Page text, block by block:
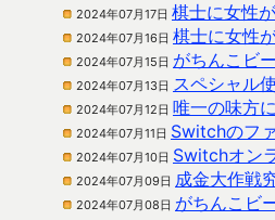
2024年07月17日 棋士に女性
2024年07月16日 棋士に女性
2024年07月15日 がちんこビ
2024年07月13日 スペシャル
2024年07月12日 唯一の味方
2024年07月11日 Switchのフ
2024年07月10日 Switchオン
2024年07月09日 成金大作戦
2024年07月08日 がちんこビ